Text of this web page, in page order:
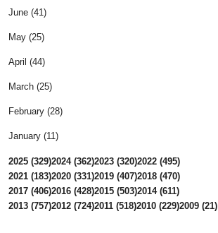
June (41)
May (25)
April (44)
March (25)
February (28)
January (11)
2025 (329)2024 (362)2023 (320)2022 (495)
2021 (183)2020 (331)2019 (407)2018 (470)
2017 (406)2016 (428)2015 (503)2014 (611)
2013 (757)2012 (724)2011 (518)2010 (229)2009 (21)